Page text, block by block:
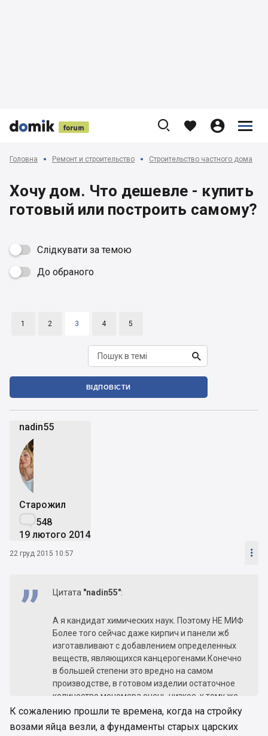


 
    


Головна Ремонт и строительство Строительство частного дома
Хочу дом. Что дешевле - купить
готовый или построить самому?
Слідкувати за темою
 До обраного
1 2 3 4 5

ВІДПОВІСТИ
nadin55
Старожил
548
19 лютого 2014
22 груд 2015 10:57 
Цитата "nadin55":
А я кандидат химических наук. Поэтому НЕ МИФ
Более того сейчас даже кирпич и панели жб
изготавливают с добавлением определенных
веществ, являющихся канцерогенами.Конечно
в большей степени это вредно на самом
производстве, в готовом изделии остаточное
количество мономера очень низкое, к тому же
сроки строительства позволяют выветривать и
их.Но , как факт, это неоспоримо.
К сожалению прошли те времена, когда на стройку
возами яйца везли, а фундаменты старых царских